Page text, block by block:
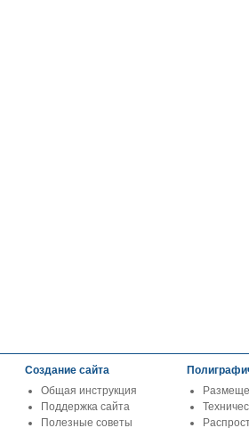
Создание сайта
Общая инструкция
Поддержка сайта
Полезные советы